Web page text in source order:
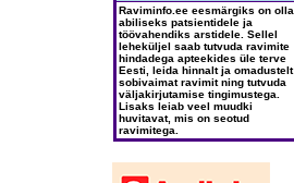
Raviminfo.ee eesmärgiks on olla
abiliseks patsientidele ja
töövahendiks arstidele. Sellel
leheküljel saab tutvuda ravimite
hindadega apteekides üle terve
Eesti, leida hinnalt ja omadustelt
sobivaimat ravimit ning tutvuda
väljakirjutamise tingimustega.
Lisaks leiab veel muudki
huvitavat, mis on seotud
ravimitega.